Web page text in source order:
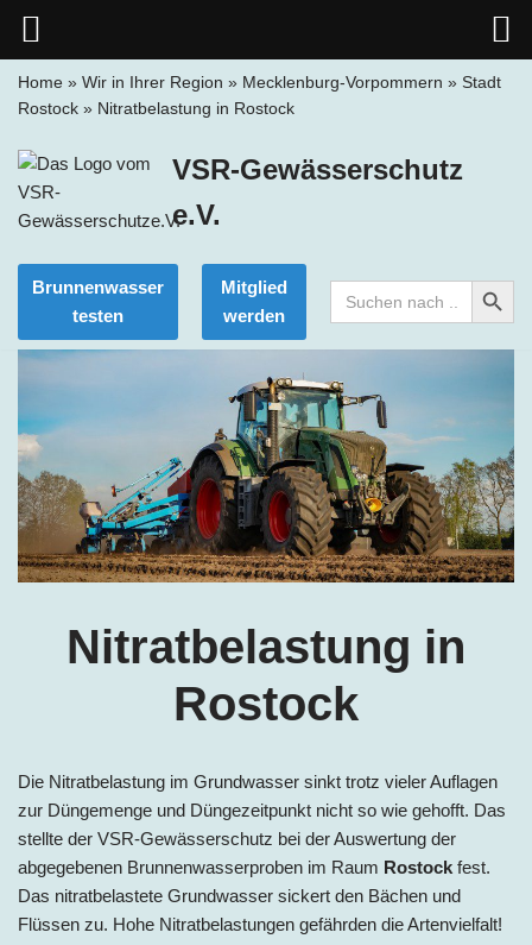
Inhalt
Home » Wir in Ihrer Region » Mecklenburg-Vorpommern » Stadt
Rostock » Nitratbelastung in Rostock
VSR-Gewässerschutz
e.V.
Brunnenwasser
testen
Mitglied
werden
Search
for:
Search Button
Nitratbelastung in
Rostock
Die Nitratbelastung im Grundwasser sinkt trotz vieler Auflagen
zur Düngemenge und Düngezeitpunkt nicht so wie gehofft. Das
stellte der VSR-Gewässerschutz bei der Auswertung der
abgegebenen Brunnenwasserproben im Raum Rostock fest.
Das nitratbelastete Grundwasser sickert den Bächen und
Flüssen zu. Hohe Nitratbelastungen gefährden die Artenvielfalt!